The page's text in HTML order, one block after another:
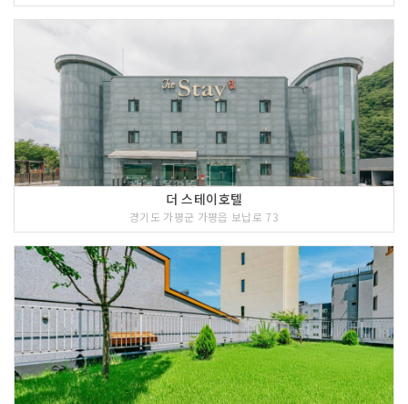
더 스테이호텔
경기도 가평군 가평읍 보납로 73